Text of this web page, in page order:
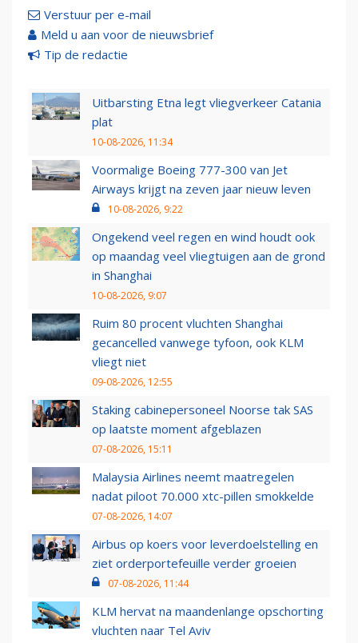
Verstuur per e-mail
Meld u aan voor de nieuwsbrief
Tip de redactie
Uitbarsting Etna legt vliegverkeer Catania
plat
10-08-2026, 11:34
Voormalige Boeing 777-300 van Jet
Airways krijgt na zeven jaar nieuw leven
10-08-2026, 9:22
Ongekend veel regen en wind houdt ook
op maandag veel vliegtuigen aan de grond
in Shanghai
10-08-2026, 9:07
Ruim 80 procent vluchten Shanghai
gecancelled vanwege tyfoon, ook KLM
vliegt niet
09-08-2026, 12:55
Staking cabinepersoneel Noorse tak SAS
op laatste moment afgeblazen
07-08-2026, 15:11
Malaysia Airlines neemt maatregelen
nadat piloot 70.000 xtc-pillen smokkelde
07-08-2026, 14:07
Airbus op koers voor leverdoelstelling en
ziet orderportefeuille verder groeien
07-08-2026, 11:44
KLM hervat na maandenlange opschorting
vluchten naar Tel Aviv